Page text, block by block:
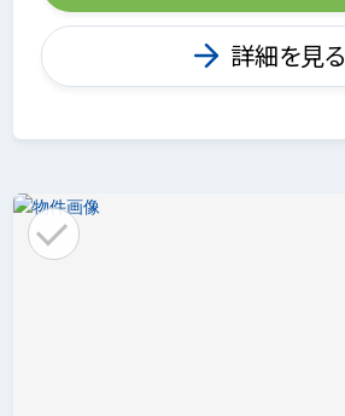
詳細を見る